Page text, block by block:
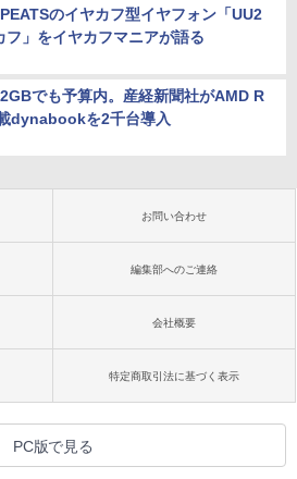
のイヤカフ型イヤフォン「UU2
フ」をイヤカフマニアが語る
でも予算内。産経新聞社がAMD R
dynabookを2千台導入
お問い合わせ
編集部へのご連絡
会社概要
特定商取引法に基づく表示
PC版で見る